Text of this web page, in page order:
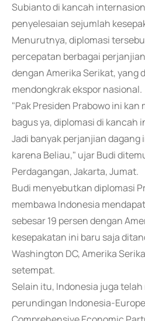
Subianto di kancah
penyelesaian sejumlah
Menurutnya, diplomasi
percepatan berbagai
dengan Amerika Serikat, yang
mendongkrak ekspor nasional.
"Pak Presiden Prabowo ini
bagus ya, diplomasi di kancah
Jadi banyak perjanjian dagang
karena Beliau," ujar Budi
Perdagangan, Jakarta, Jumat.
Budi menyebutkan diplomasi
membawa Indonesia
sebesar 19 persen dengan
kesepakatan ini baru saja
Washington DC, Amerika
setempat.
Selain itu, Indonesia juga
perundingan Indonesia-